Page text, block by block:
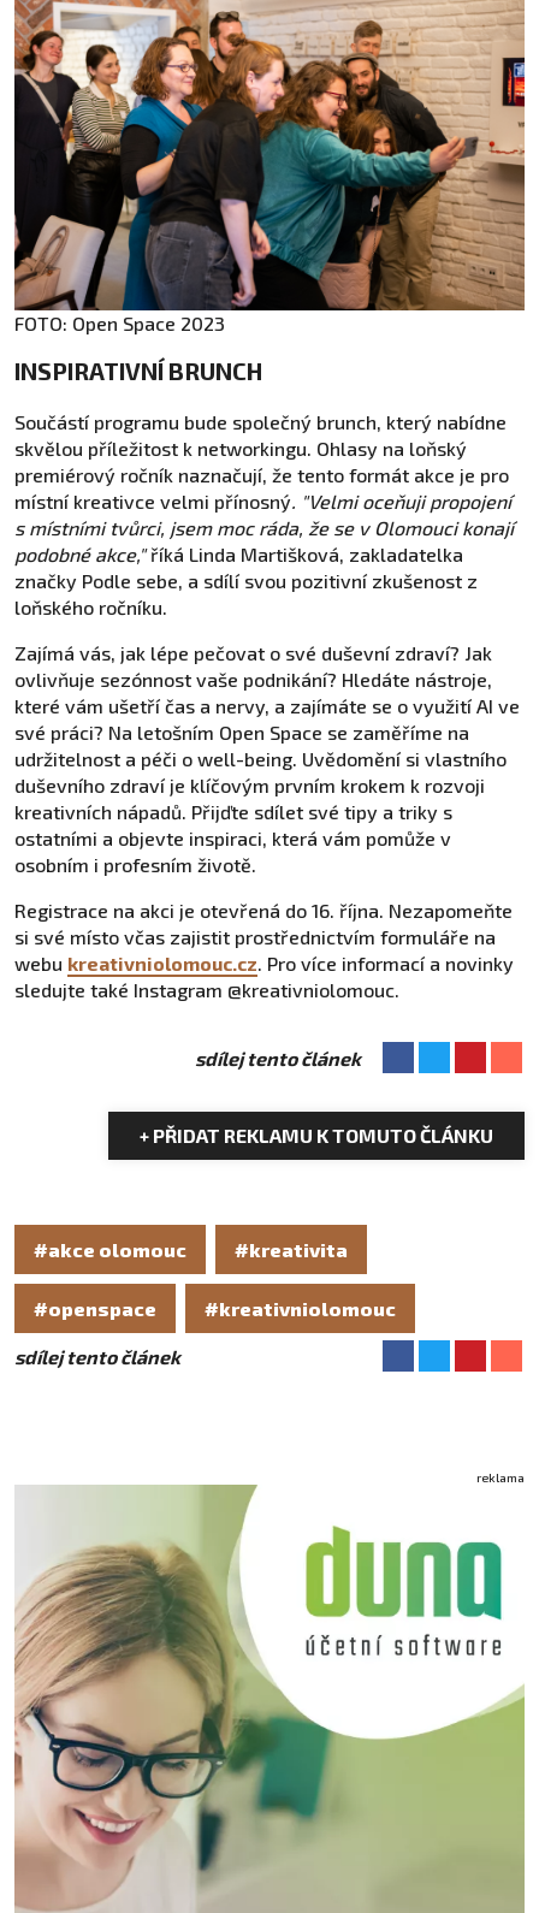
FOTO: Open Space 2023
INSPIRATIVNÍ BRUNCH
Součástí programu bude společný brunch, který nabídne
skvělou příležitost k networkingu. Ohlasy na loňský
premiérový ročník naznačují, že tento formát akce je pro
místní kreativce velmi přínosný. "Velmi oceňuji propojení
s místními tvůrci, jsem moc ráda, že se v Olomouci konají
podobné akce,"říká Linda Martišková, zakladatelka
značky Podle sebe, a sdílí svou pozitivní zkušenost z
loňského ročníku.
Zajímá vás, jak lépe pečovat o své duševní zdraví? Jak
ovlivňuje sezónnost vaše podnikání? Hledáte nástroje,
které vám ušetří čas a nervy, a zajímáte se o využití AI ve
své práci? Na letošním Open Space se zaměříme na
udržitelnost a péči o well-being. Uvědomění si vlastního
duševního zdraví je klíčovým prvním krokem k rozvoji
kreativních nápadů. Přijďte sdílet své tipy a triky s
ostatními a objevte inspiraci, která vám pomůže v
osobním i profesním životě.
Registrace na akci je otevřená do 16. října. Nezapomeňte
si své místo včas zajistit prostřednictvím formuláře na
webu kreativniolomouc.cz. Pro více informací a novinky
sledujte také Instagram @kreativniolomouc.
sdílej tento článek
+ PŘIDAT REKLAMU K TOMUTO ČLÁNKU
#akce olomouc #kreativita
#openspace #kreativniolomouc
sdílej tento článek
reklama